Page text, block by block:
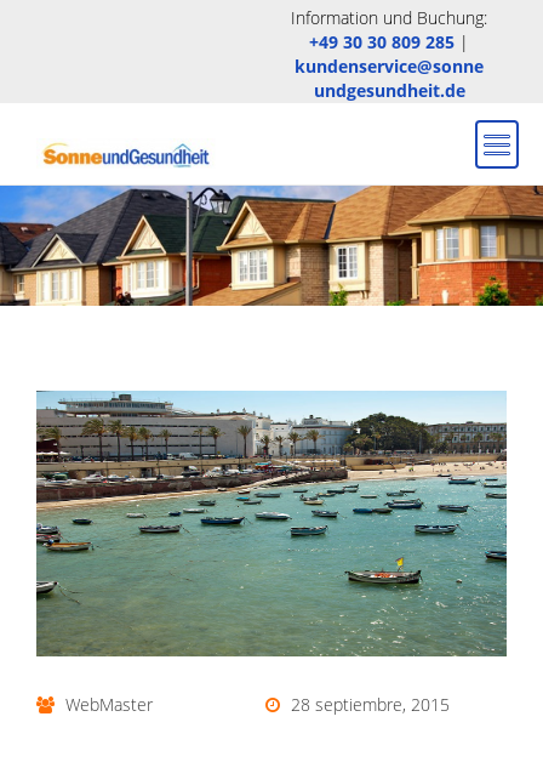
Information und Buchung:
+49 30 30 809 285 |
kundenservice@sonne
undgesundheit.de
WebMaster 28 septiembre, 2015